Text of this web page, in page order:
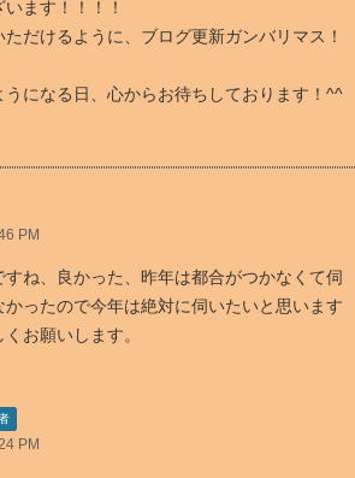
ら
な
の
フ
ィ
ー
ます！！！！
だけるように、ブログ更新ガンバリマス！
うになる日、心からお待ちしております！^^
PM
すね、良かった、昨年は都合がつかなくて伺
かったので今年は絶対に伺いたいと思います
お願いします。
PM